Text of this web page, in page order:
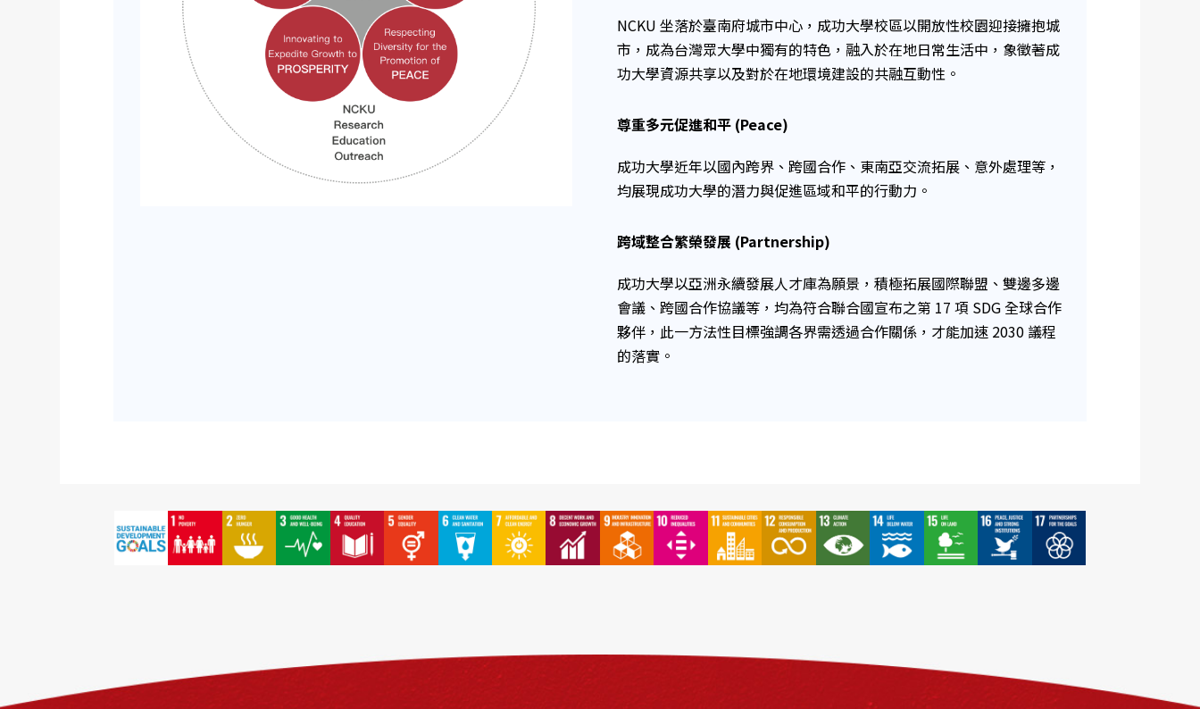
NCKU 坐落於臺南府城市中心，成功大學校區以開放性校園迎接擁抱城
市，成為台灣眾大學中獨有的特色，融入於在地日常生活中，象徵著成
功大學資源共享以及對於在地環境建設的共融互動性。
尊重多元促進和平 (Peace)
成功大學近年以國內跨界、跨國合作、東南亞交流拓展、意外處理等，
均展現成功大學的潛力與促進區域和平的行動力。
跨域整合繁榮發展 (Partnership)
成功大學以亞洲永續發展人才庫為願景，積極拓展國際聯盟、雙邊多邊
會議、跨國合作協議等，均為符合聯合國宣布之第 17 項 SDG 全球合作
夥伴，此一方法性目標強調各界需透過合作關係，才能加速 2030 議程
的落實。